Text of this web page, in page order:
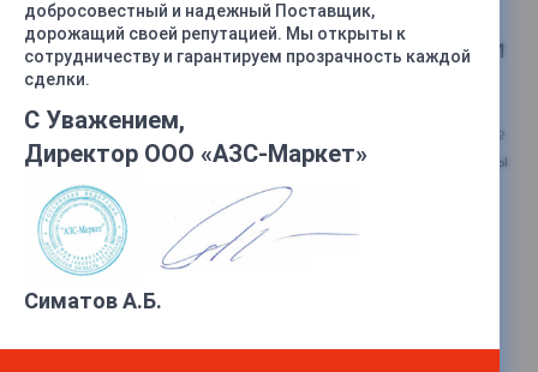
Политика в отношении обработки
данных
Настоящим в соответствии с Федеральным законом №
152-ФЗ «О персональных данных» от 27.07.2006 года Вы
подтверждаете свое согласие на обработку
компанией АЗС Маркет персональных данных: сбор,
систематизацию, накопление, хранение, уточнение
(обновление, изменение), использование, передачу
исключительно в целях продажи программного
обеспечения на Ваше имя, как это описано ниже,
добросовестный и надежный Поставщик,
дорожащий своей репутацией. Мы открыты к
сотрудничеству и гарантируем прозрачность каждой
сделки.
С Уважением,
Директор ООО «АЗС-Маркет»
Симатов А.Б.